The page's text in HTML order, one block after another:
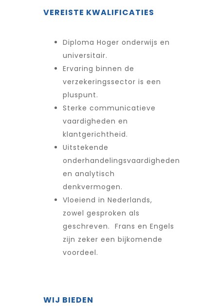
VEREISTE KWALIFICATIES
Diploma Hoger onderwijs en
universitair.
Ervaring binnen de
verzekeringssector is een
pluspunt.
Sterke communicatieve
vaardigheden en
klantgerichtheid.
Uitstekende
onderhandelingsvaardigheden
en analytisch
denkvermogen.
Vloeiend in Nederlands,
zowel gesproken als
geschreven. Frans en Engels
zijn zeker een bijkomende
voordeel.
WIJ BIEDEN